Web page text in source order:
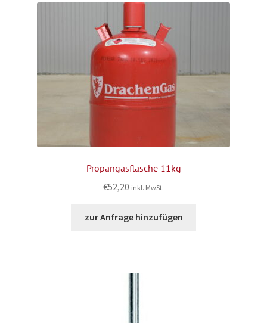
Propangasflasche 11kg
€52,20 inkl. MwSt.
zur Anfrage hinzufügen